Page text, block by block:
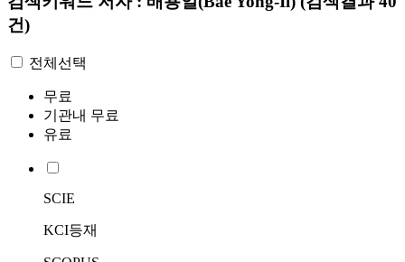
건)
전체선택
무료
기관내 무료
유료
SCIE
KCI등재